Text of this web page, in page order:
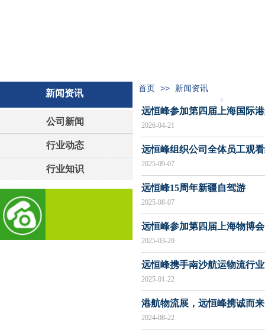
首页 >> 新闻资讯
新闻资讯
远恒峰参加第四届上海国际
2026-04-21
远恒峰组织公司全体员工观
2025-09-07
远恒峰15周年新疆自驾游
2025-08-07
远恒峰参加第四届上海物博会
2025-03-20
远恒峰携手南沙航运物流行
2025-01-22
港航物流展，远恒峰携诚而
2024-08-22
公司新闻
行业动态
行业知识